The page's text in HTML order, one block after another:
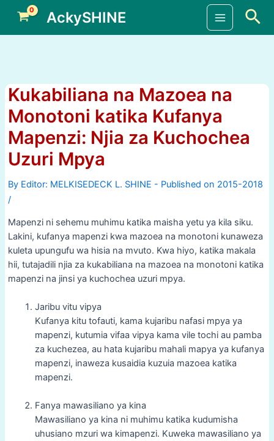
content
AckySHINE
Main
Kukabiliana na Mazoea na
Monotoni katika Kufanya
Mapenzi: Njia za Kuchochea
Uzuri Mpya
By
/
Mapenzi ni sehemu muhimu katika maisha yetu ya kila siku.
Lakini, kufanya mapenzi kwa mazoea na monotoni kunaweza
kuleta upungufu wa hisia na mvuto. Kwa hiyo, katika makala
hii, tutajadili njia za kukabiliana na mazoea na monotoni katika
mapenzi na jinsi ya kuchochea uzuri mpya.
Jaribu vitu vipya
Kufanya kitu tofauti, kama kujaribu nafasi mpya ya
mapenzi, kutumia vifaa vipya kama vile tochi au pamba
za kuchezea, au hata kujaribu mahali mapya ya kufanya
mapenzi, inaweza kusaidia kuzuia mazoea katika
mapenzi.
Fanya mawasiliano ya kina
Mawasiliano ya kina ni muhimu katika kudumisha
uhusiano mzuri wa kimapenzi. Kuweka mawasiliano ya